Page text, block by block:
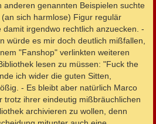
anderen genannten Beispielen suchte
sich harmlose) Figur regulär
irgendwo rechtlich anzuecken. -
würde es mir doch deutlich mißfallen,
"Fanshop" verlinkten weiteren
lesen zu müssen: "Fuck the
ich wider die guten Sitten,
- Es bleibt aber natürlich Marco
trotz ihrer eindeutig mißbräuchlichen
archivieren zu wollen, denn